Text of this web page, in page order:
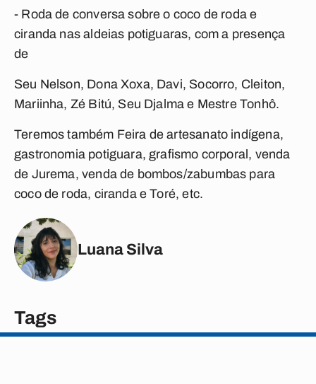
- Roda de conversa sobre o coco de roda e
ciranda nas aldeias potiguaras, com a presença
de
Seu Nelson, Dona Xoxa, Davi, Socorro, Cleiton,
Mariinha, Zé Bitú, Seu Djalma e Mestre Tonhô.
Teremos também Feira de artesanato indígena,
gastronomia potiguara, grafismo corporal, venda
de Jurema, venda de bombos/zabumbas para
coco de roda, ciranda e Toré, etc.
Luana Silva
Tags